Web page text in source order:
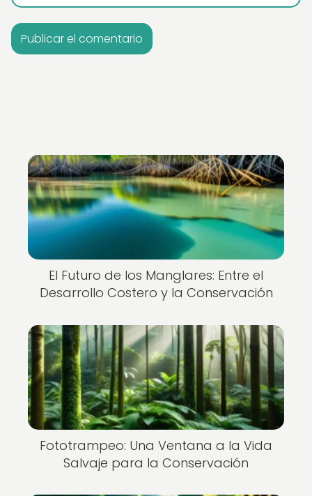
El Futuro de los Manglares: Entre el
Desarrollo Costero y la Conservación
Fototrampeo: Una Ventana a la Vida
Salvaje para la Conservación